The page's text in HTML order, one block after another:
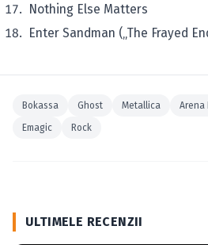
Nothing Else Matters
Enter Sandman („The Frayed
Bokassa Ghost Metallica Arena
Emagic
Rock
ULTIMELE RECENZII